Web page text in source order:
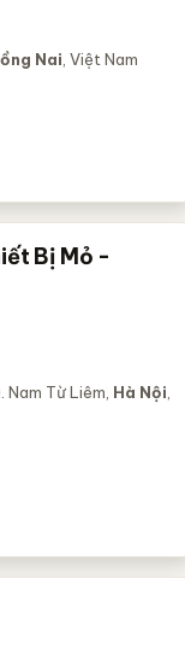
Nai , Việt Nam
Bị Mỏ -
Nam Từ Liêm, Hà Nội